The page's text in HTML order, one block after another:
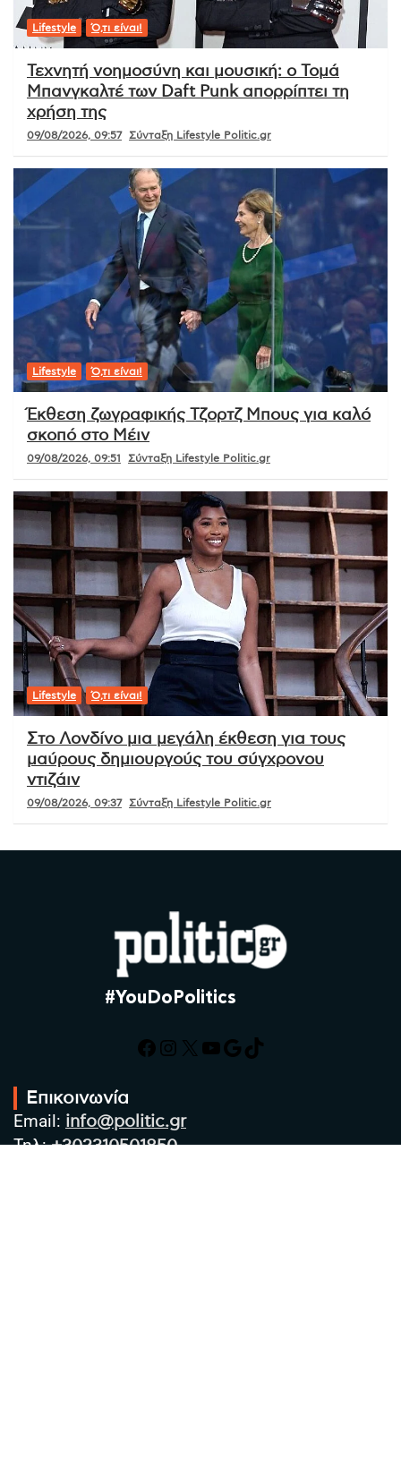
Lifestyle Ό,τι είναι!
Τεχνητή νοημοσύνη και μουσική: ο Τομά
Μπανγκαλτέ των Daft Punk απορρίπτει τη
χρήση της
09/08/2026, 09:57 Σύνταξη Lifestyle Politic.gr
Lifestyle Ό,τι είναι!
Έκθεση ζωγραφικής Τζορτζ Μπους για καλό
σκοπό στο Μέιν
09/08/2026, 09:51 Σύνταξη Lifestyle Politic.gr
Lifestyle Ό,τι είναι!
Στο Λονδίνο μια μεγάλη έκθεση για τους
μαύρους δημιουργούς του σύγχρονου
ντιζάιν
09/08/2026, 09:37 Σύνταξη Lifestyle Politic.gr
#YouDoPolitics
Facebook
Instagram
X YouTube
Google
TikTok
Επικοινωνία
Email: info@politic.gr
Τηλ:+302310501850